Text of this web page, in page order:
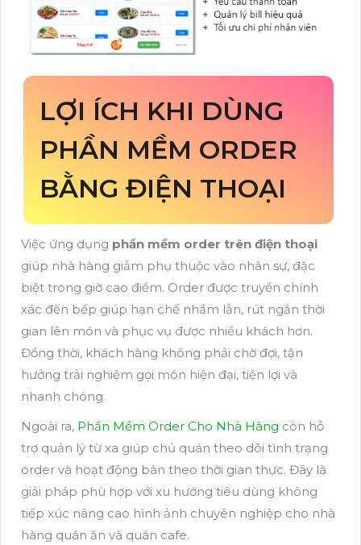
LỢI ÍCH KHI DÙNG
PHẦN MỀM ORDER
BẰNG ĐIỆN THOẠI
Việc ứng dụng phần mềm order trên điện thoại
giúp nhà hàng giảm phụ thuộc vào nhân sự, đặc
biệt trong giờ cao điểm. Order được truyền chính
xác đến bếp giúp hạn chế nhầm lẫn, rút ngắn thời
gian lên món và phục vụ được nhiều khách hơn.
Đồng thời, khách hàng không phải chờ đợi, tận
hưởng trải nghiệm gọi món hiện đại, tiện lợi và
nhanh chóng.
Ngoài ra, Phần Mềm Order Cho Nhà Hàng còn hỗ
trợ quản lý từ xa giúp chủ quán theo dõi tình trạng
order và hoạt động bàn theo thời gian thực. Đây là
giải pháp phù hợp với xu hướng tiêu dùng không
tiếp xúc nâng cao hình ảnh chuyên nghiệp cho nhà
hàng quán ăn và quán cafe.